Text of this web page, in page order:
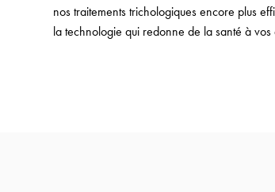
nos traitements trichologiques encore plus
la technologie qui redonne de la santé à vos